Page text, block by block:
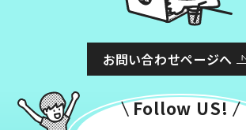
お問い合わせページへ
Follow US!